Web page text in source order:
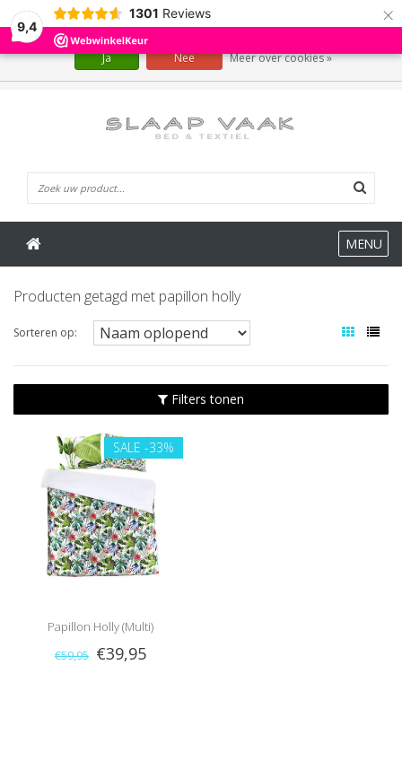
9,4
1301 Reviews ×
MENU
Producten getagd met papillon holly
Sorteren op:
Filters tonen
SALE -33%
Papillon Holly (Multi)
€59,95 €39,95
Wij slaan cookies op om onze website te verbeteren. Is dat akkoord?
Ja Nee Meer over cookies »